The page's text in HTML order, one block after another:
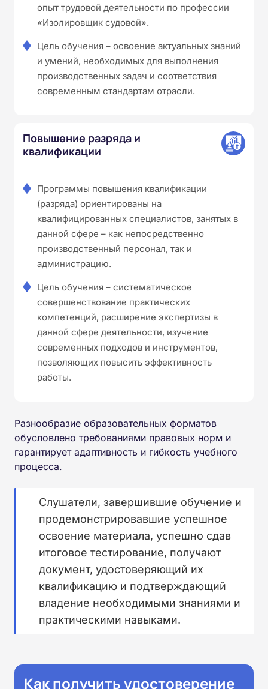
опыт трудовой деятельности по профессии
«Изолировщик судовой».
Цель обучения – освоение актуальных знаний
и умений, необходимых для выполнения
производственных задач и соответствия
современным стандартам отрасли.
Повышение разряда и
квалификации
Программы повышения квалификации
(разряда) ориентированы на
квалифицированных специалистов, занятых в
данной сфере – как непосредственно
производственный персонал, так и
администрацию.
Цель обучения – систематическое
совершенствование практических
компетенций, расширение экспертизы в
данной сфере деятельности, изучение
современных подходов и инструментов,
позволяющих повысить эффективность
работы.
Разнообразие образовательных форматов
обусловлено требованиями правовых норм и
гарантирует адаптивность и гибкость учебного
процесса.
Слушатели, завершившие обучение и
продемонстрировавшие успешное
освоение материала, успешно сдав
итоговое тестирование, получают
документ, удостоверяющий их
квалификацию и подтверждающий
владение необходимыми знаниями и
практическими навыками.
Как получить удостоверение